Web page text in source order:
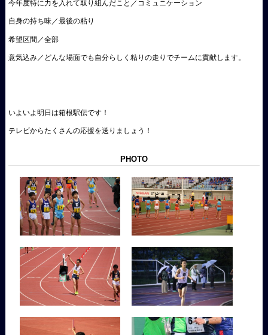
今年度特に力を入れて取り組んだこと／コミュニケーション
自身の持ち味／最後の粘り
希望区間／全部
意気込み／どんな場面でも自分らしく粘りの走りでチームに貢献します。
いよいよ明日は箱根駅伝です！
テレビからたくさんの応援を送りましょう！
PHOTO